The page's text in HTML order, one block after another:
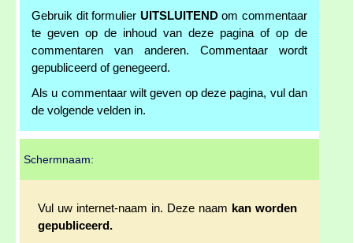
Gebruik dit formulier UITSLUITENDom commentaar
te geven op de inhoud van deze pagina of op de
commentaren van anderen. Commentaar wordt
gepubliceerd of genegeerd.
Als u commentaar wilt geven op deze pagina, vul dan
de volgende velden in.
Schermnaam:
Vul uw internet-naam in. Deze naam kan worden
gepubliceerd.